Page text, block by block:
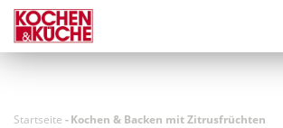
Direkt
zum
Inhalt
Startseite -Kochen & Backen mit Zitrusfrüchten